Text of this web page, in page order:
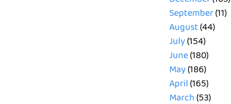
September(11)
August(44)
July(154)
June(180)
May(186)
April(165)
March(53)